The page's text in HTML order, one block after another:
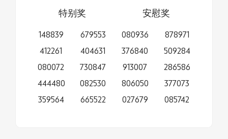
特别奖
148839
412261
080072
444480
359564
679553
404631
730847
082530
665522
安慰奖
080936
376840
913007
806050
027679
878971
509284
286586
377073
085742